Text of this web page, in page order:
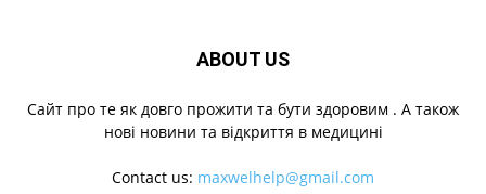
ABOUT US
Cайт про те як довго прожити та бути здоровим . А також
нові новини та відкриття в медицині
Contact us: maxwelhelp@gmail.com